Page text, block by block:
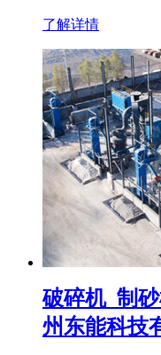
了解详情
破碎机_制
州东能科技